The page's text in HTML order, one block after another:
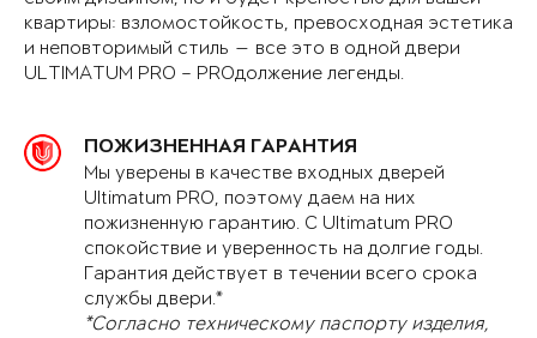
квартиры: взломостойкость, превосходная эстетика
и неповторимый стиль — все это в одной двери
ULTIMATUM PRO – PROдолжение легенды.
ПОЖИЗНЕННАЯ ГАРАНТИЯ
Мы уверены в качестве входных дверей
Ultimatum PRO, поэтому даем на них
пожизненную гарантию. С Ultimatum PRO
спокойствие и уверенность на долгие годы.
Гарантия действует в течении всего срока
службы двери.*
*Согласно техническому паспорту изделия,